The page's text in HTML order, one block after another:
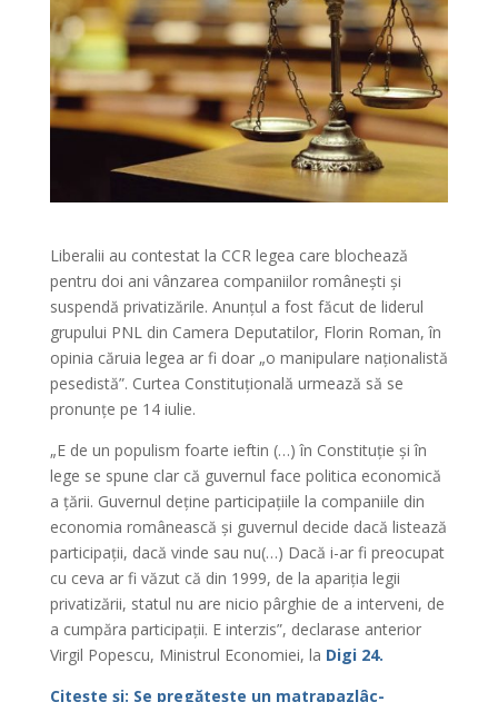
Liberalii au contestat la CCR legea care blochează
pentru doi ani vânzarea companiilor românești și
suspendă privatizările. Anunțul a fost făcut de liderul
grupului PNL din Camera Deputatilor, Florin Roman, în
opinia căruia legea ar fi doar „o manipulare naționalistă
pesedistă”. Curtea Constituțională urmează să se
pronunțe pe 14 iulie.
„E de un populism foarte ieftin (…) în Constituție și în
lege se spune clar că guvernul face politica economică
a țării. Guvernul deține participațiile la companiile din
economia românească și guvernul decide dacă listează
participații, dacă vinde sau nu(…) Dacă i-ar fi preocupat
cu ceva ar fi văzut că din 1999, de la apariția legii
privatizării, statul nu are nicio pârghie de a interveni, de
a cumpăra participații. E interzis”, declarase anterior
Virgil Popescu, Ministrul Economiei, la Digi 24.
Citește și: Se pregătește un matrapazlâc-